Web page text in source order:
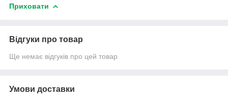
Приховати
Відгуки про товар
Ще немає відгуків про цей товар
Умови доставки